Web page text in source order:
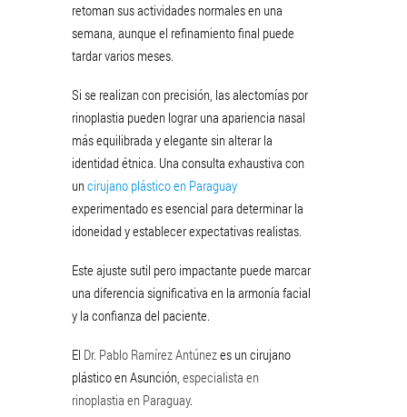
retoman sus actividades normales en una
semana, aunque el refinamiento final puede
tardar varios meses.
Si se realizan con precisión, las alectomías por
rinoplastia pueden lograr una apariencia nasal
más equilibrada y elegante sin alterar la
identidad étnica. Una consulta exhaustiva con
uncirujano plástico en Paraguay
experimentado es esencial para determinar la
idoneidad y establecer expectativas realistas.
Este ajuste sutil pero impactante puede marcar
una diferencia significativa en la armonía facial
y la confianza del paciente.
El Dr. Pablo Ramírez Antúnezes un cirujano
plástico en Asunción, especialista en
rinoplastia en Paraguay.